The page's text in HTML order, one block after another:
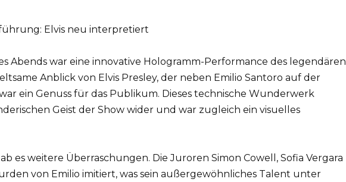
Elvis neu interpretiert
Abends war eine innovative Hologramm-Performance des legendären
Anblick von Elvis Presley, der neben Emilio Santoro auf der
ein Genuss für das Publikum. Dieses technische Wunderwerk
Geist der Show wider und war zugleich ein visuelles
es weitere Überraschungen. Die Juroren Simon Cowell, Sofia Vergara
von Emilio imitiert, was sein außergewöhnliches Talent unter